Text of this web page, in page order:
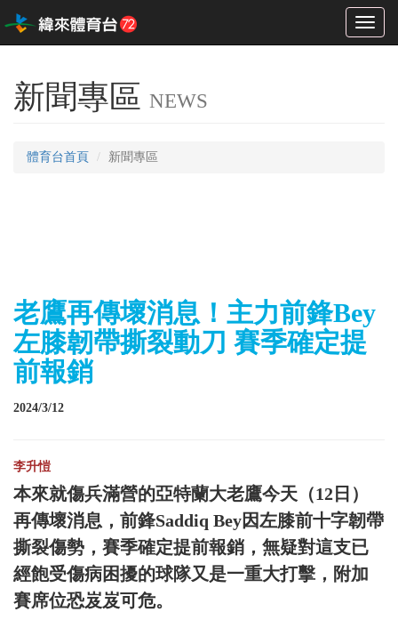
Toggle
新聞專區 NEWS
體育台首頁 新聞專區
老鷹再傳壞消息！主力前鋒Bey
左膝韌帶撕裂動刀 賽季確定提
前報銷
2024/3/12
李升愷
本來就傷兵滿營的亞特蘭大老鷹今天（12日）
再傳壞消息，前鋒Saddiq Bey因左膝前十字韌帶
撕裂傷勢，賽季確定提前報銷，無疑對這支已
經飽受傷病困擾的球隊又是一重大打擊，附加
賽席位恐岌岌可危。